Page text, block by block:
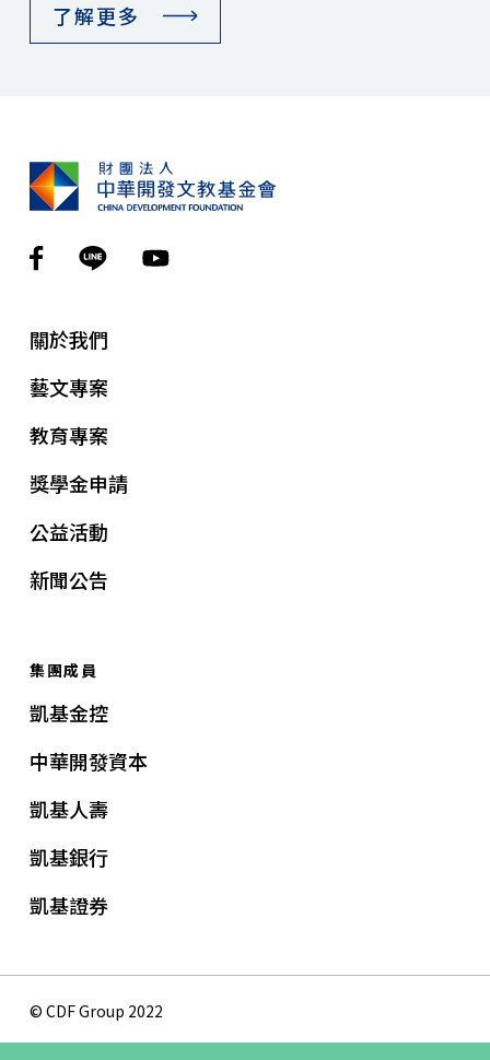
了解更多
關於我們
藝文專案
教育專案
獎學金申請
公益活動
新聞公告
集團成員
凱基金控
中華開發資本
凱基人壽
凱基銀行
凱基證券
© CDF Group 2022